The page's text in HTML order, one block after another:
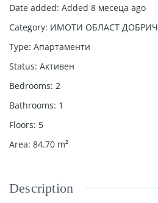
Date added: Added 8 месеца ago
Category: ИМОТИ ОБЛАСТ ДОБРИЧ
Type: Апартаменти
Status: Активен
Bedrooms: 2
Bathrooms: 1
Floors: 5
Area: 84.70 m²
Description